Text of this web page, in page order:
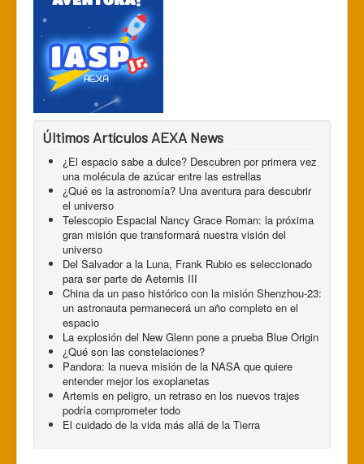
Últimos Artículos AEXA News
¿El espacio sabe a dulce? Descubren por primera vez
una molécula de azúcar entre las estrellas
¿Qué es la astronomía? Una aventura para descubrir
el universo
Telescopio Espacial Nancy Grace Roman: la próxima
gran misión que transformará nuestra visión del
universo
Del Salvador a la Luna, Frank Rubio es seleccionado
para ser parte de Aetemis III
China da un paso histórico con la misión Shenzhou-23:
un astronauta permanecerá un año completo en el
espacio
La explosión del New Glenn pone a prueba Blue Origin
¿Qué son las constelaciones?
Pandora: la nueva misión de la NASA que quiere
entender mejor los exoplanetas
Artemis en peligro, un retraso en los nuevos trajes
podría comprometer todo
El cuidado de la vida más allá de la Tierra